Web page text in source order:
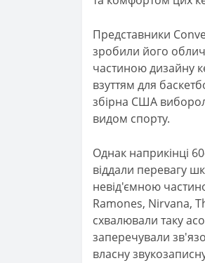
Представники
зробили його
частиною дизайну
взуттям для
збірна США
видом спорту.
Однак наприкінці
віддали перевагу
невід'ємною
Ramones, Nirvana,
схвалювали таку
заперечували
власну